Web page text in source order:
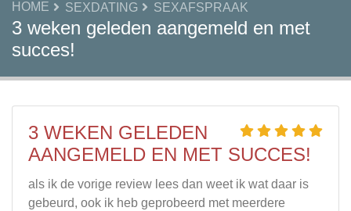
HOME SEXDATING SEXAFSPRAAK
3 weken geleden aangemeld en met
succes!
3 WEKEN GELEDEN
AANGEMELD EN MET SUCCES!
als ik de vorige review lees dan weet ik wat daar is
gebeurd, ook ik heb geprobeerd met meerdere